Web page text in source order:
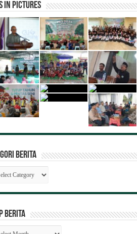
in Pictures
Berita
BERITA